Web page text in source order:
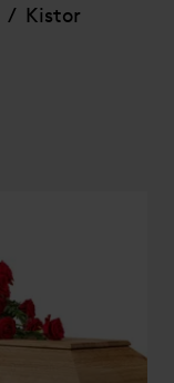
/ Kistor